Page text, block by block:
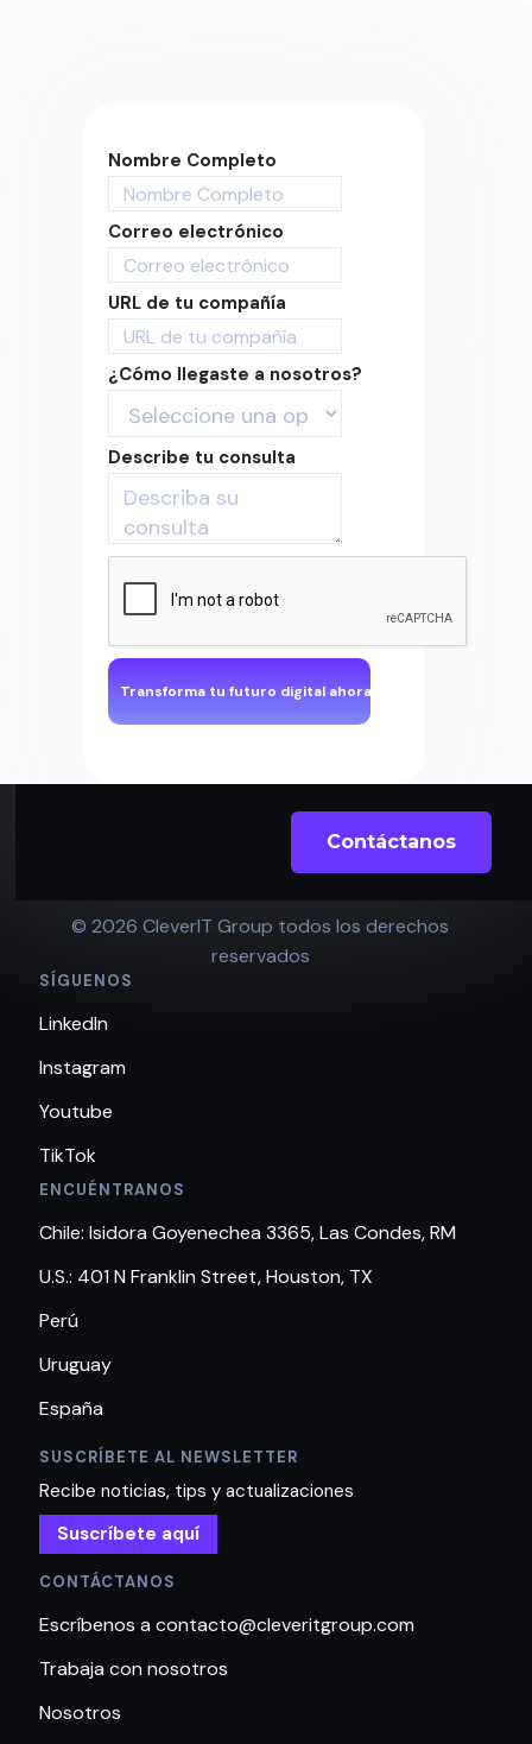
Nombre Completo
Correo electrónico
URL de tu compañía
¿Cómo llegaste a nosotros?
Describe tu consulta
Contáctanos
© 2026 CleverIT Group todos los derechos
reservados
SÍGUENOS
LinkedIn
Instagram
Youtube
TikTok
ENCUÉNTRANOS
Chile: Isidora Goyenechea 3365, Las Condes, RM
U.S.: 401 N Franklin Street, Houston, TX
Perú
Uruguay
España
SUSCRÍBETE AL NEWSLETTER
Recibe noticias, tips y actualizaciones
Suscríbete aquí
CONTÁCTANOS
Escríbenos a contacto@cleveritgroup.com
Trabaja con nosotros
Nosotros